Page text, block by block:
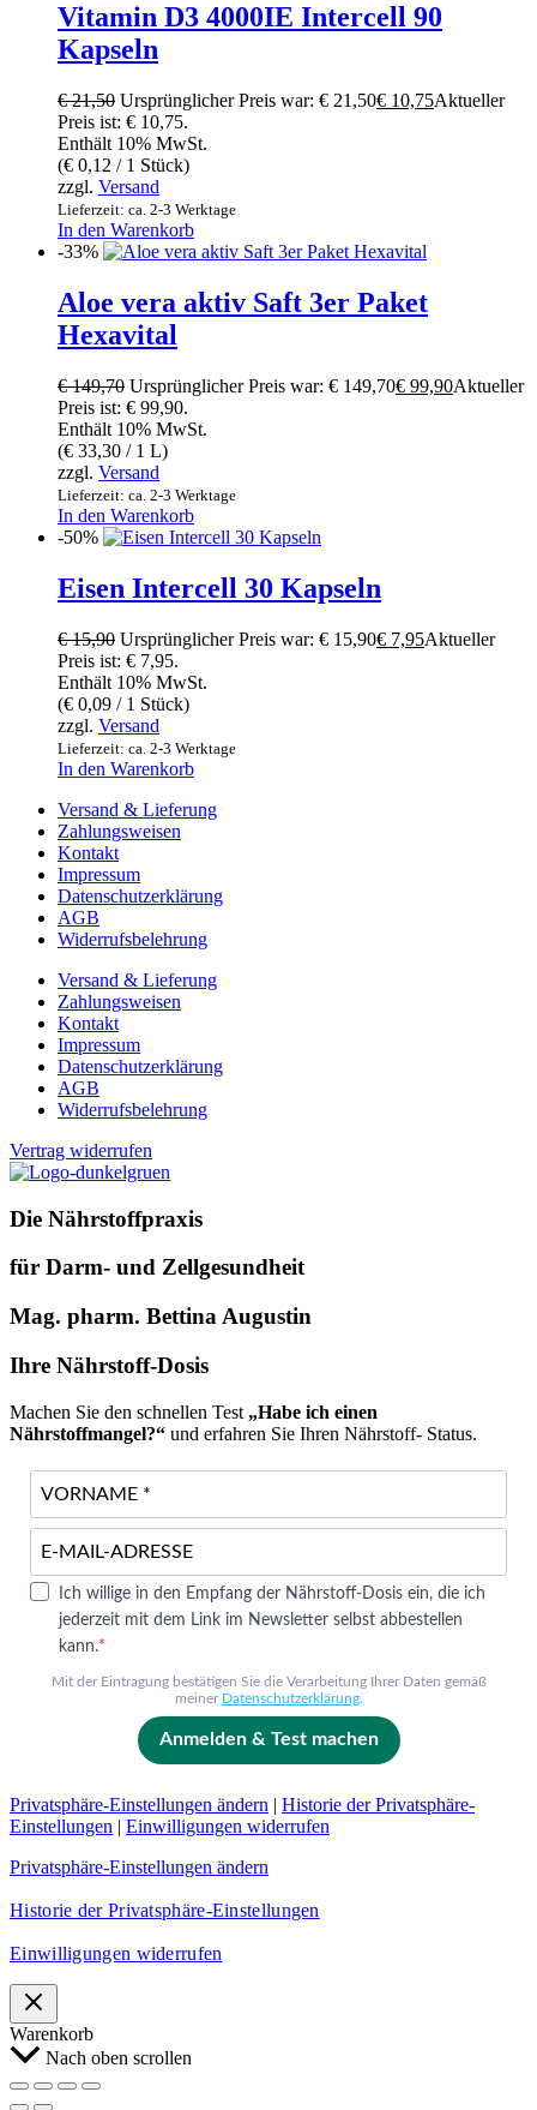
Vitamin D3 4000IE Intercell 90
Kapseln
€21,50 Ursprünglicher Preis war: € 21,50€ 10,75Aktueller
Preis ist: € 10,75.
Enthält 10% MwSt.
(€ 0,12 / 1 Stück)
zzgl. Versand
Lieferzeit: ca. 2-3 Werktage
In den Warenkorb
-33%
Aloe vera aktiv Saft 3er Paket
Hexavital
€149,70 Ursprünglicher Preis war: € 149,70€ 99,90Aktueller
Preis ist: € 99,90.
Enthält 10% MwSt.
(€ 33,30 / 1 L)
zzgl. Versand
Lieferzeit: ca. 2-3 Werktage
In den Warenkorb
-50%
Eisen Intercell 30 Kapseln
€15,90 Ursprünglicher Preis war: € 15,90€ 7,95Aktueller
Preis ist: € 7,95.
Enthält 10% MwSt.
(€ 0,09 / 1 Stück)
zzgl. Versand
Lieferzeit: ca. 2-3 Werktage
In den Warenkorb
Versand & Lieferung
Zahlungsweisen
Kontakt
Impressum
Datenschutzerklärung
AGB
Widerrufsbelehrung
Versand & Lieferung
Zahlungsweisen
Kontakt
Impressum
Datenschutzerklärung
AGB
Widerrufsbelehrung
Vertrag widerrufen
Die Nährstoffpraxis
für Darm- und Zellgesundheit
Mag. pharm. Bettina Augustin
Ihre Nährstoff-Dosis
Machen Sie den schnellen Test „Habe ich einen
Nährstoffmangel?“ und erfahren Sie Ihren Nährstoff- Status.
Ich willige in den Empfang der Nährstoff-Dosis ein, die ich
jederzeit mit dem Link im Newsletter selbst abbestellen
kann.
Mit der Eintragung bestätigen Sie die Verarbeitung Ihrer Daten gemäß
meiner Datenschutzerklärung.
Anmelden & Test machen
Privatsphäre-Einstellungen ändern | Historie der Privatsphäre-
Einstellungen | Einwilligungen widerrufen
Privatsphäre-Einstellungen ändern
Historie der Privatsphäre-Einstellungen
Einwilligungen widerrufen
Warenkorb
Nach oben scrollen